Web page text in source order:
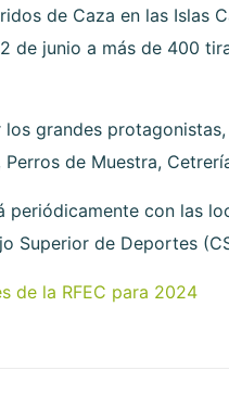
de Caza en las Islas
de junio a más de 400
grandes
de Muestra,
con las
Superior de Deportes
de la RFEC para 2024